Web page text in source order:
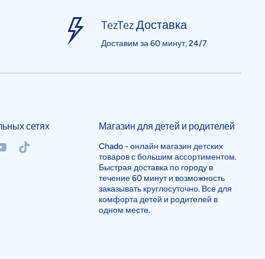
TezTez Доставка
Доставим за 60 минут, 24/7
сетях
chadouzb@chado982
tiktokcom/@chadouzb
Магазин для детей и родителей
Chado - онлайн магазин детских
товаров с большим ассортиментом.
Быстрая доставка по городу в
течение 60 минут и возможность
заказывать круглосуточно. Все для
комфорта детей и родителей в
одном месте.